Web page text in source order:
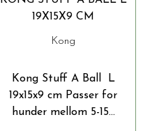
19X15X9 CM
Kong
Kong Stuff A Ball L
19x15x9 cm Passer for
hunder mellom 5-15...